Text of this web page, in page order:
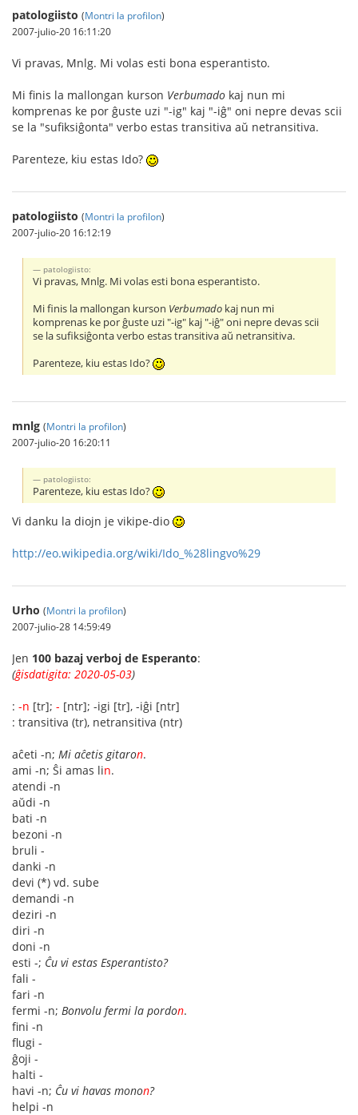
patologiisto (Montri la profilon)
2007-julio-20 16:11:20
Vi pravas, Mnlg. Mi volas esti bona esperantisto.
Mi finis la mallongan kurson Verbumado kaj nun mi
komprenas ke por ĝuste uzi "-ig" kaj "-iĝ" oni nepre devas scii
se la "sufiksiĝonta" verbo estas transitiva aŭ netransitiva.
Parenteze, kiu estas Ido?
patologiisto (Montri la profilon)
2007-julio-20 16:12:19
patologiisto:
Vi pravas, Mnlg. Mi volas esti bona esperantisto.
Mi finis la mallongan kurson Verbumado kaj nun mi
komprenas ke por ĝuste uzi "-ig" kaj "-iĝ" oni nepre devas scii
se la sufiksiĝonta verbo estas transitiva aŭ netransitiva.
Parenteze, kiu estas Ido?
mnlg (Montri la profilon)
2007-julio-20 16:20:11
patologiisto:
Parenteze, kiu estas Ido?
Vi danku la diojn je vikipe-dio
http://eo.wikipedia.org/wiki/Ido_%28lingvo%29
Urho (Montri la profilon)
2007-julio-28 14:59:49
Jen 100 bazaj verboj de Esperanto:
(ĝisdatigita: 2020-05-03)
: -n [tr]; - [ntr]; -igi [tr], -iĝi [ntr]
: transitiva (tr), netransitiva (ntr)
aĉeti -n; Mi aĉetis gitaron.
ami -n; Ŝi amas lin.
atendi -n
aŭdi -n
bati -n
bezoni -n
bruli -
danki -n
devi (*) vd. sube
demandi -n
deziri -n
diri -n
doni -n
esti -; Ĉu vi estas Esperantisto?
fali -
fari -n
fermi -n; Bonvolu fermi la pordon.
fini -n
flugi -
ĝoji -
halti -
havi -n; Ĉu vi havas monon?
helpi -n